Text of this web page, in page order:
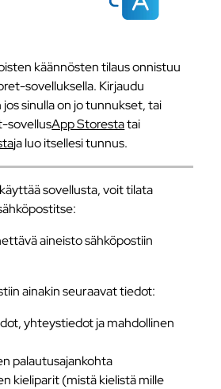
käännösten tilaus onnistuu
sovelluksella. Kirjaudu
sinulla on jo tunnukset, tai
sovellusApp Storestatai
ja luo itsellesi tunnus.
sovellusta, voit tilata
aineisto sähköpostiin
ainakin seuraavat tiedot:
yhteystiedot ja mahdollinen
palautusajankohta
kieliparit (mistä kielistä mille